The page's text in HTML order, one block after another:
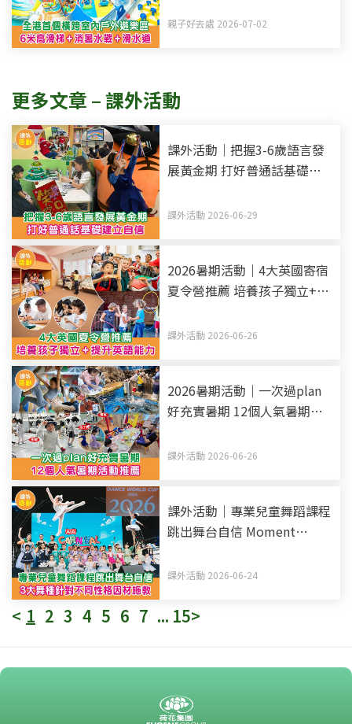
親子好去處 2026-07-02
更多文章 – 課外活動
課外活動｜把握3-6歲語言發
展黃金期 打好普通話基礎建
課外活動 2026-06-29
2026暑期活動｜4大英國寄宿
夏令營推薦 培養孩子獨立+提
課外活動 2026-06-26
2026暑期活動｜一次過plan
好充實暑期 12個人氣暑期活
課外活動 2026-06-26
課外活動｜專業兒童舞蹈課程
跳出舞台自信 Moment
不同性格因材施教
課外活動 2026-06-24
< 1 2 3 4 5 6 7 ... 15>